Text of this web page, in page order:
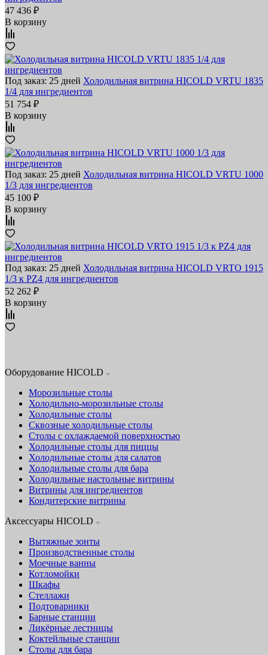
47 436 ₽
В корзину
Под заказ: 25 дней Холодильная витрина HICOLD VRTU 1835
1/4 для ингредиентов
51 754 ₽
В корзину
Под заказ: 25 дней Холодильная витрина HICOLD VRTU 1000
1/3 для ингредиентов
45 100 ₽
В корзину
Под заказ: 25 дней Холодильная витрина HICOLD VRTO 1915
1/3 к PZ4 для ингредиентов
52 262 ₽
В корзину
Оборудование HICOLD
Морозильные столы
Холодильно-морозильные столы
Холодильные столы
Сквозные холодильные столы
Столы с охлаждаемой поверхностью
Холодильные столы для пиццы
Холодильные столы для салатов
Холодильные столы для бара
Холодильные настольные витрины
Витрины для ингредиентов
Кондитерские витрины
Аксессуары HICOLD
Вытяжные зонты
Производственные столы
Моечные ванны
Котломойки
Шкафы
Стеллажи
Подтоварники
Барные станции
Ликёрные лестницы
Коктейльные станции
Столы для бара